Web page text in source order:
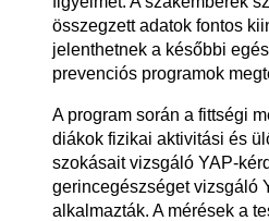
összegzett adatok fontos
jelenthetnek a későbbi
prevenciós programok
A program során a fittségi
diákok fizikai aktivitási és
szokásait vizsgáló YAP-
gerincegészséget vizsgáló
alkalmazták. A mérések a